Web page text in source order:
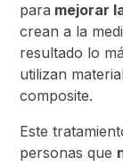
para mejorar
crean a la
resultado lo
utilizan
composite.
Este
personas que